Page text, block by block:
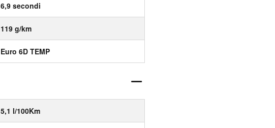
6,9 secondi
119 g/km
Euro 6D TEMP
5,1 l/100Km